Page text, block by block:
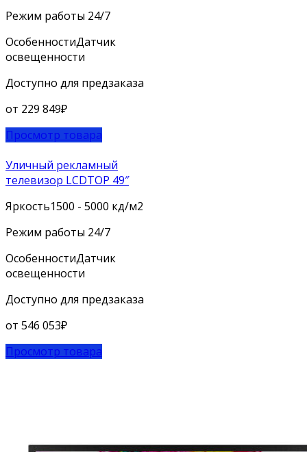
Режим работы 24/7
ОсобенностиДатчик
освещенности
Доступно для предзаказа
от 229 849₽
Просмотр товара
Уличный рекламный
телевизор LCDTOP 49″
Яркость1500 - 5000 кд/м2
Режим работы 24/7
ОсобенностиДатчик
освещенности
Доступно для предзаказа
от 546 053₽
Просмотр товара